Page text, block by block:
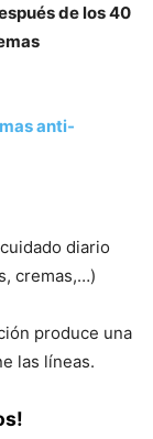
de los 40
anti-
diario
cremas,…)
produce una
las lí­neas.